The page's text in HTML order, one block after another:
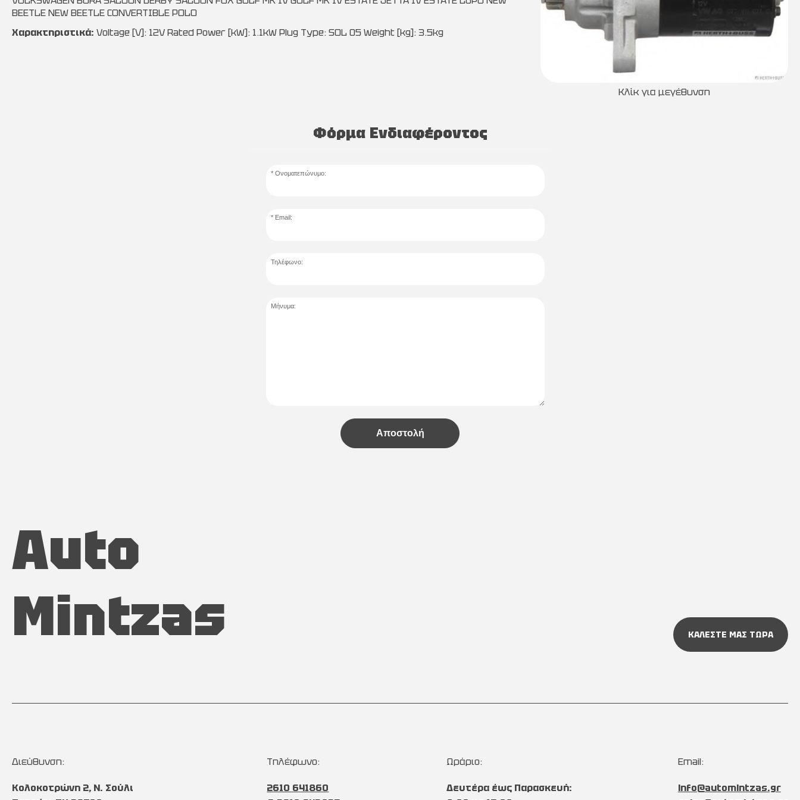
Κλίκ για μεγέθυνση
BEETLE NEW BEETLE CONVERTIBLE POLO
Χαρακτηριστικά: Voltage [V]: 12V Rated Power [kW]: 1.1kW Plug Type: SOL 05 Weight [kg]: 3.5kg
Φόρμα Ενδιαφέροντος
Ονοματεπώνυμο:
Email:
Τηλέφωνο:
Μήνυμα:
Αποστολή
Auto
Mintzas
ΚΑΛΕΣΤΕ ΜΑΣ ΤΩΡΑ
Διεύθυνση:
Κολοκοτρώνη 2, Ν. Σούλι
Τηλέφωνο:
2610 641860
Ωράριο:
Δευτέρα έως Παρασκευή:
Email:
info@automintzas.gr